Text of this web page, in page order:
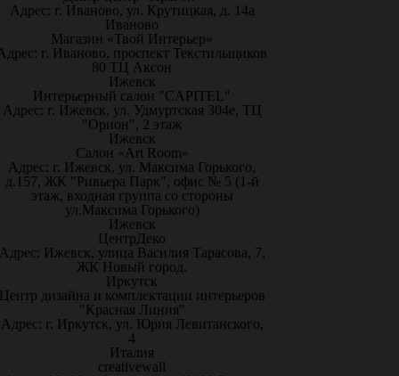
Адрес: г. Иваново, ул. Крутицкая, д. 14а
Иваново
Магазин «Твой Интерьер»
г. Иваново, проспект Текстильщиков
80 ТЦ Аксон
Ижевск
Интерьерный салон "CAPITEL"
Адрес: г. Ижевск, ул. Удмуртская 304е, ТЦ
"Орион", 2 этаж
Ижевск
Салон «Art Room»
Адрес: г. Ижевск, ул. Максима Горького,
д.157, ЖК "Ривьера Парк", офис № 5 (1-й
этаж, входная группа со стороны
ул.Максима Горького)
Ижевск
ЦентрДеко
Ижевск, улица Василия Тарасова, 7,
ЖК Новый город.
Иркутск
дизайна и комплектации интерьеров
"Красная Линия"
Адрес: г. Иркутск, ул. Юрия Левитанского,
4
Италия
creativewall